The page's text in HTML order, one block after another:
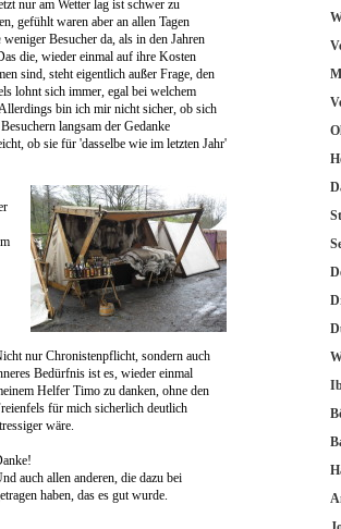
nur am Wetter lag ist schwer zu
gefühlt waren aber an allen Tagen
weniger Besucher da, als in den Jahren
die, wieder einmal auf ihre Kosten
sind, steht eigentlich außer Frage, den
lohnt sich immer, egal bei welchem
bin ich mir nicht sicher, ob sich
langsam der Gedanke
ob sie für 'dasselbe wie im letzten Jahr'
nur Chronistenpflicht, sondern auch
Bedürfnis ist es, wieder einmal
Helfer Timo zu danken, ohne den
für mich sicherlich deutlich
wäre.
auch allen anderen, die dazu bei
haben, das es gut wurde.